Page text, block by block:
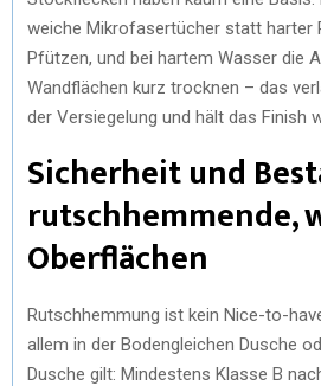
weiche Mikrofasertücher statt harter
Pfützen, und bei hartem Wasser die
Wandflächen kurz trocknen – das
der Versiegelung und hält das Finish
Sicherheit und
rutschhemmende,
Oberflächen
Rutschhemmung ist kein Nice-to-
allem in der Bodengleichen Dusche
Dusche gilt: Mindestens Klasse B